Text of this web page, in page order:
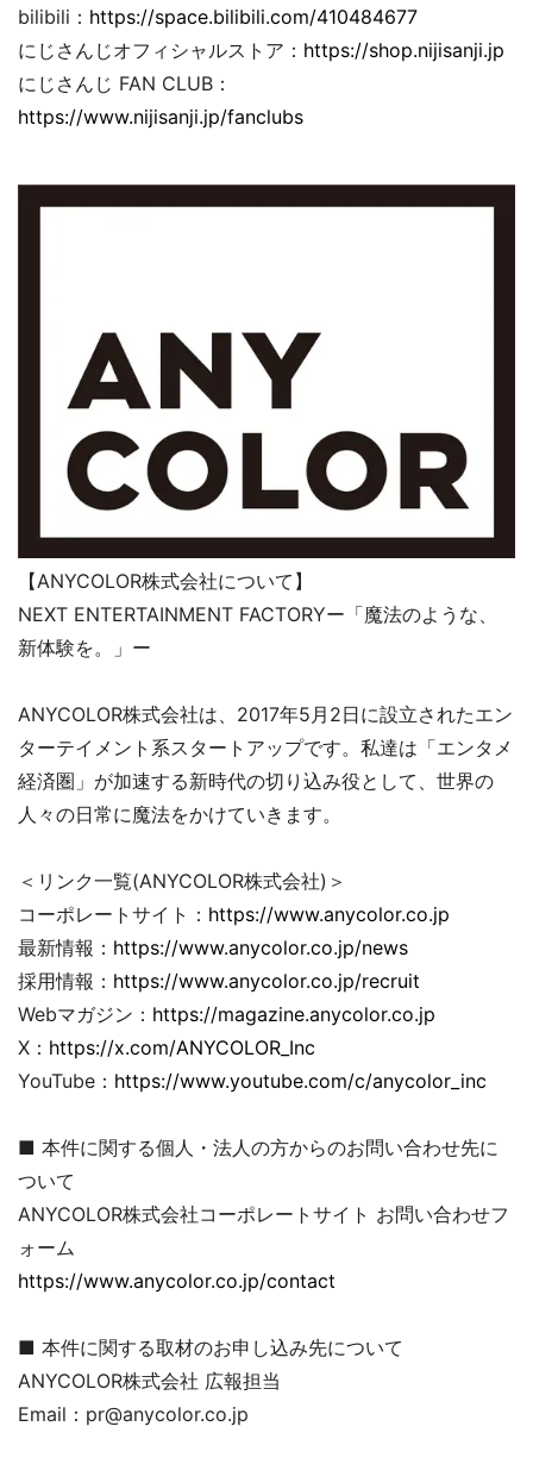
bilibili： https://space.bilibili.com/410484677
にじさんじオフィシャルストア： https://shop.nijisanji.jp
にじさんじ FAN CLUB：
https://www.nijisanji.jp/fanclubs
【ANYCOLOR株式会社について】
NEXT ENTERTAINMENT FACTORYー「魔法のような、
新体験を。」ー
ANYCOLOR株式会社は、2017年5月2日に設立されたエン
ターテイメント系スタートアップです。私達は「エンタメ
経済圏」が加速する新時代の切り込み役として、世界の
人々の日常に魔法をかけていきます。
＜リンク一覧(ANYCOLOR株式会社)＞
コーポレートサイト： https://www.anycolor.co.jp
最新情報： https://www.anycolor.co.jp/news
採用情報： https://www.anycolor.co.jp/recruit
Webマガジン： https://magazine.anycolor.co.jp
X： https://x.com/ANYCOLOR_Inc
YouTube： https://www.youtube.com/c/anycolor_inc
■ 本件に関する個人・法人の方からのお問い合わせ先に
ついて
ANYCOLOR株式会社コーポレートサイト お問い合わせフ
ォーム
https://www.anycolor.co.jp/contact
■ 本件に関する取材のお申し込み先について
ANYCOLOR株式会社 広報担当
Email：pr@anycolor.co.jp